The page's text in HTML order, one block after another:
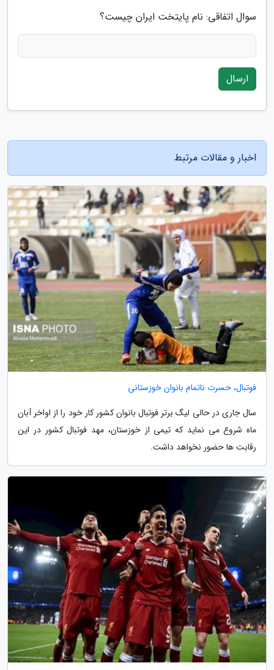
سوال اتفاقی: نام پایتخت ایران چیست؟
ارسال
اخبار و مقالات مرتبط
فوتبال، حسرت ناتمام بانوان خوزستانی
سال جاری در حالی لیگ برتر فوتبال بانوان کشور کار خود را از اواخر آبان
ماه شروع می نماید که تیمی از خوزستان، مهد فوتبال کشور در این
رقابت ها حضور نخواهد داشت.